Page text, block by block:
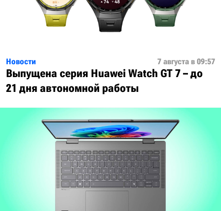
Новости 7 августа в 09:57
Выпущена серия Huawei Watch GT 7 – до
21 дня автономной работы